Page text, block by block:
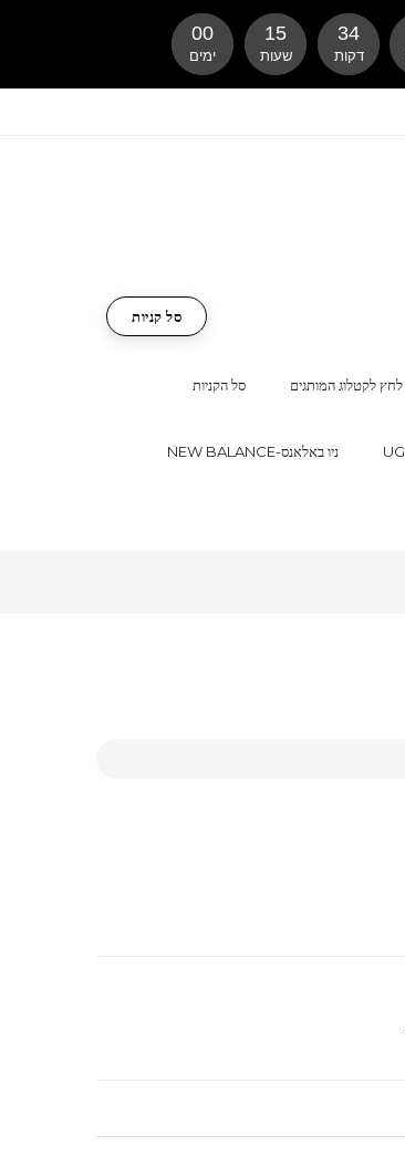
סל הקניות לחץ לקטלוג המותגים
NEW BALANCE-ניו באלאנס
סל קניות
00
ימים
15
שעות
34
דקות